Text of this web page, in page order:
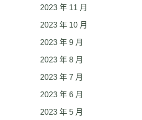
2023 年 11 月
2023 年 10 月
2023 年 9 月
2023 年 8 月
2023 年 7 月
2023 年 6 月
2023 年 5 月